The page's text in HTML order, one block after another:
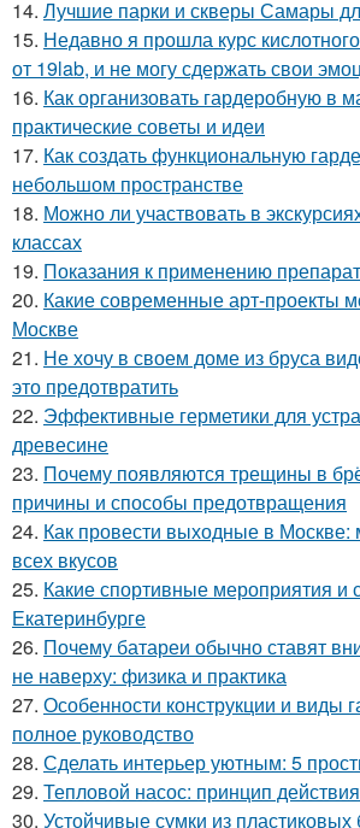
14. Лучшие парки и скверы Самары
15. Недавно я прошла курс
от 19lab, и не могу сдержать свои
16. Как организовать гардеробную в
практические советы и идеи
17. Как создать функциональную
небольшом пространстве
18. Можно ли участвовать в
классах
19. Показания к применению
20. Какие современные арт-проекты
Москве
21. Не хочу в своем доме из бруса
это предотвратить
22. Эффективные герметики для
древесине
23. Почему появляются трещины в
причины и способы предотвращения
24. Как провести выходные в
всех вкусов
25. Какие спортивные мероприятия и
Екатеринбурге
26. Почему батареи обычно ставят
не наверху: физика и практика
27. Особенности конструкции и виды
полное руководство
28. Сделать интерьер уютным: 5
29. Тепловой насос: принцип
30. Устойчивые сумки из пластиковых